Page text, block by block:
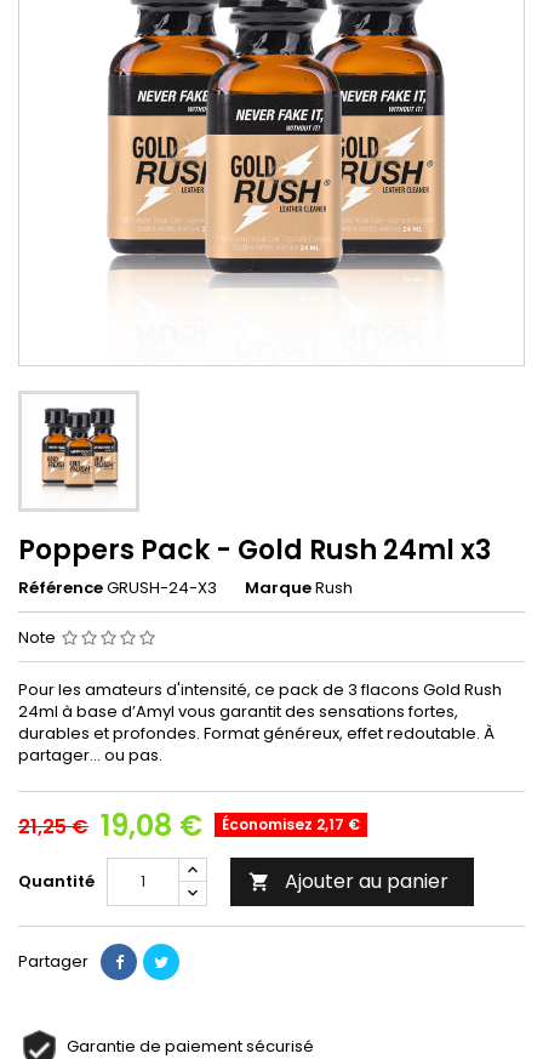
Poppers Pack - Gold Rush 24ml x3
RéférenceGRUSH-24-X3 MarqueRush
Note
Pour les amateurs d'intensité, ce pack de 3 flacons Gold Rush
24ml à base d’Amyl vous garantit des sensations fortes,
durables et profondes. Format généreux, effet redoutable. À
partager… ou pas.
21,25 € 19,08 € Économisez 2,17 €
Quantité  Ajouter au panier
Partager
Garantie de paiement sécurisé